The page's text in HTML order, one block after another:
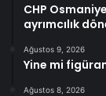
CHP
ayrımcılık
Ağustos 9, 2026
Yine mi
Ağustos 8, 2026